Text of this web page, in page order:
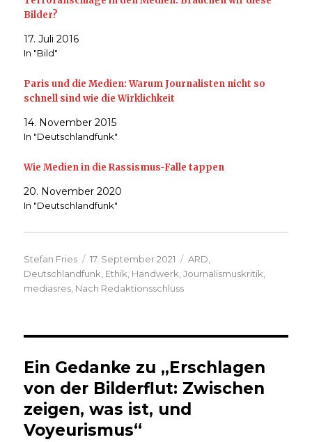
Bilder?
17. Juli 2016
In "Bild"
Paris und die Medien: Warum Journalisten nicht so
schnell sind wie die Wirklichkeit
14. November 2015
In "Deutschlandfunk"
Wie Medien in die Rassismus-Falle tappen
20. November 2020
In "Deutschlandfunk"
Autor
Stefan Fries
Veröffentlicht
am
17. September 2021 Kategorien
ARD
Deutschlandfunk Ethik Handwerk ,Journalismuskritik
mediasres Nach Redaktionsschluss
Ein Gedanke zu „Erschlagen
von der Bilderflut: Zwischen
zeigen, was ist, und
Voyeurismus“